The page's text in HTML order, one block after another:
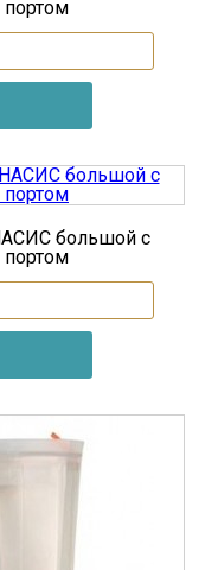
большой с